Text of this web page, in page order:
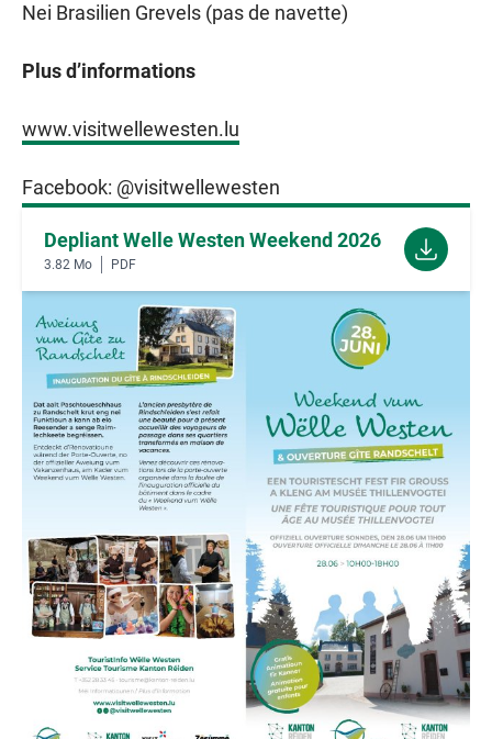
Nei Brasilien Grevels (pas de navette)
Plus d’informations
www.visitwellewesten.lu
Facebook: @visitwellewesten
Depliant Welle Westen Weekend 2026
3.82 Mo PDF